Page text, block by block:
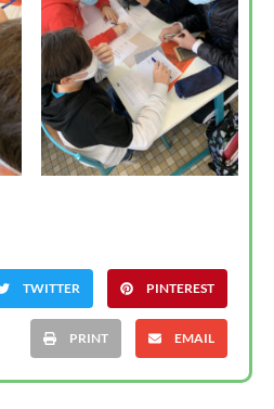
TWITTER PINTEREST
PRINT EMAIL